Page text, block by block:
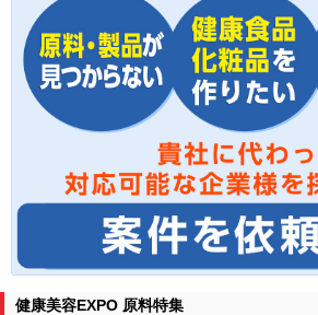
健康美容EXPO 原料特集